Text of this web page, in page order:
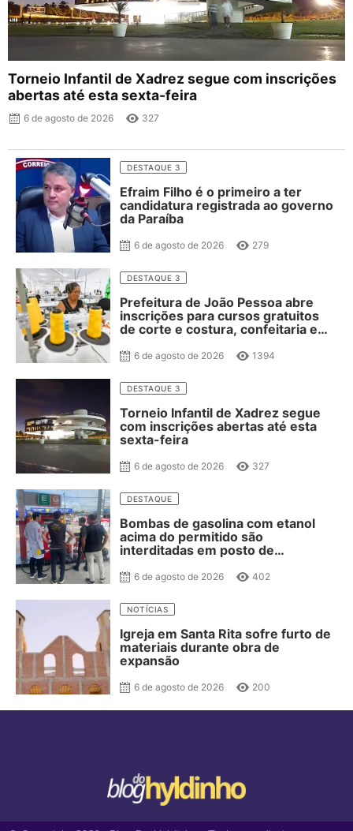
Torneio Infantil de Xadrez segue com inscrições
abertas até esta sexta-feira
6 de agosto de 2026 327
DESTAQUE 3
Efraim Filho é o primeiro a ter
candidatura registrada ao governo
da Paraíba
6 de agosto de 2026 279
DESTAQUE 3
Prefeitura de João Pessoa abre
inscrições para cursos gratuitos
de corte e costura, confeitaria e
6 de agosto de 2026 1394
DESTAQUE 3
Torneio Infantil de Xadrez segue
com inscrições abertas até esta
sexta-feira
6 de agosto de 2026 327
DESTAQUE
Bombas de gasolina com etanol
acima do permitido são
interditadas em posto de
6 de agosto de 2026 402
NOTÍCIAS
Igreja em Santa Rita sofre furto de
materiais durante obra de
expansão
6 de agosto de 2026 200